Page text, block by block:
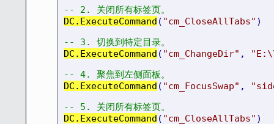
-- 2. 关闭所有标签页。
DC.ExecuteCommand ( "cm_CloseAllTabs" )
-- 3. 切换到特定目录。
DC.ExecuteCommand ( "cm_ChangeDir" ,
-- 4. 聚焦到左侧面板。
DC.ExecuteCommand ( "cm_FocusSwap" ,
-- 5. 关闭所有标签页。
DC.ExecuteCommand ( "cm_CloseAllTabs" )